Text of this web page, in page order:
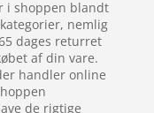
i shoppen blandt
nemlig
dages returret
af din vare.
handler online
de rigtige